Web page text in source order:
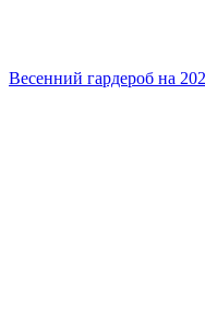
Весенний гардероб на